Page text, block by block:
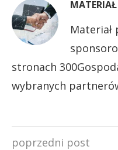
stronach
wybranych
poprzedni post